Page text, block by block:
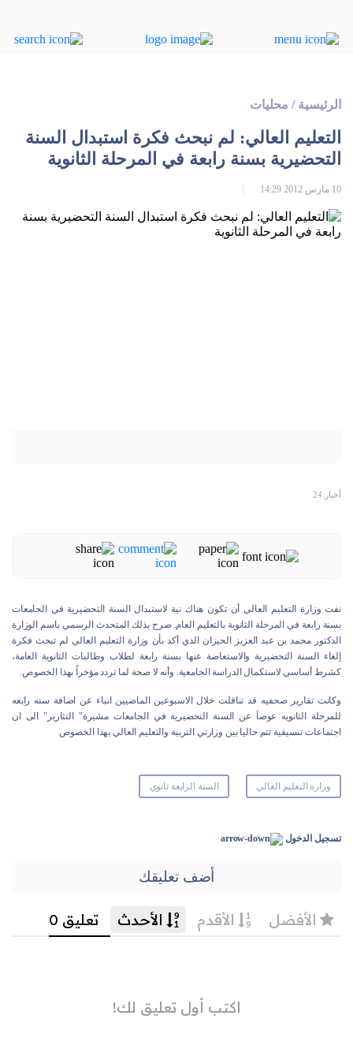
الرئيسية / محليات
التعليم العالي: لم نبحث فكرة استبدال السنة
التحضيرية بسنة رابعة في المرحلة الثانوية
10 مارس 2012 14:29
أخبار 24
نفت وزارة التعليم العالي أن تكون هناك نية لاستبدال السنة التحضيرية في الجامعات
بسنة رابعة في المرحلة الثانوية بالتعليم العام. صرح بذلك المتحدث الرسمي باسم الوزارة
الدكتور محمد بن عبد العزيز الحيزان الذي أكد بأن وزارة التعليم العالي لم تبحث فكرة
إلغاء السنة التحضيرية والاستعاضة عنها بسنة رابعة لطلاب وطالبات الثانوية العامة،
كشرط أساسي لاستكمال الدراسة الجامعية. وأنه لا صحة لما تردد مؤخراً بهذا الخصوص.
وكانت تقارير صحفيه قد تناقلت خلال الاسبوعين الماضيين انباء عن اضافة سنه رابعه
للمرحلة الثانويه عوضاَ عن السنة التحضيرية في الجامعات مشيرة" التثارير" الى ان
اجتماعات تنسيقية تتم حاليا بين وزارتي التربية والتعليم العالي بهذا الخصوص
وزارة التعليم العالي السنة الرابعة ثانوي
تسجيل الدخول
أضف تعليقك